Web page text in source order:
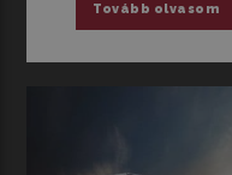
Tovább olvasom